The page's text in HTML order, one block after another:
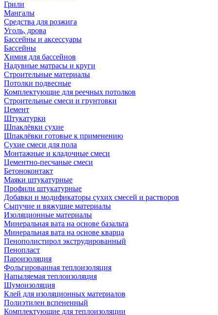
Грили
Мангалы
Средства для розжига
Уголь, дрова
Бассейны и аксессуары
Бассейны
Химия для бассейнов
Надувные матрасы и круги
Строительные материалы
Потолки подвесные
Комплектующие для реечных потолков
Строительные смеси и грунтовки
Цемент
Штукатурки
Шпаклёвки сухие
Шпаклёвки готовые к применению
Сухие смеси для пола
Монтажные и кладочные смеси
Цементно-песчаные смеси
Бетоноконтакт
Маяки штукатурные
Профили штукатурные
Добавки и модификаторы сухих смесей и растворов
Сыпучие и вяжущие материалы
Изоляционные материалы
Минеральная вата на основе базальта
Минеральная вата на основе кварца
Пенополистирол экструдированный
Пенопласт
Пароизоляция
Фольгированная теплоизоляция
Напыляемая теплоизоляция
Шумоизоляция
Клей для изоляционных материалов
Полиэтилен вспененный
Комплектующие для теплоизоляции